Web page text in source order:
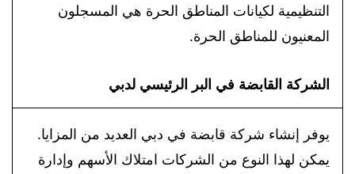
الشركة القابضة في البر الرئيسي لدبي
التنظيمية لكيانات المناطق الحرة هي المسجلون
المعنيون للمناطق الحرة.
يوفر إنشاء شركة قابضة في دبي العديد من المزايا.
يمكن لهذا النوع من الشركات امتلاك الأسهم وإدارة